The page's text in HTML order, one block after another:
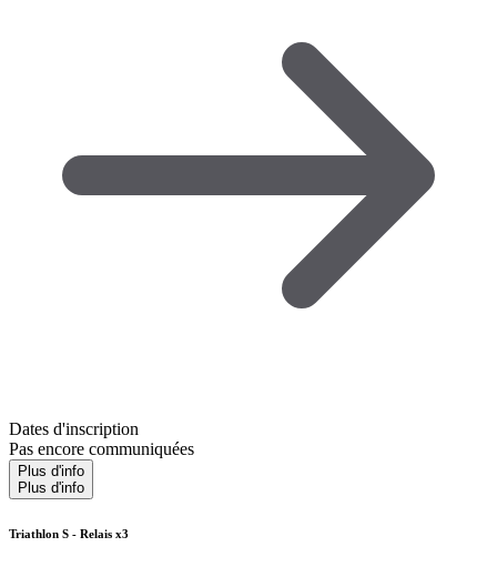
Dates d'inscription
Pas encore communiquées
Plus d'info
Plus d'info
Triathlon S - Relais x3